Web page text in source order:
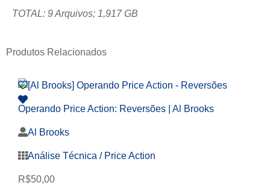
TOTAL: 9 Arquivos; 1,917 GB
Produtos Relacionados
Operando Price Action: Reversões | Al Brooks
Al Brooks
Análise Técnica / Price Action
R$50,00